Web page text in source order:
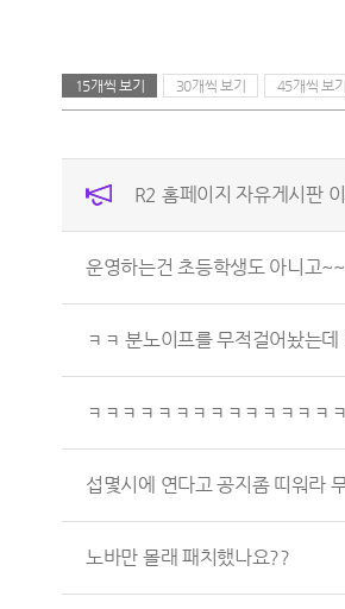
15개씩 보기 30개씩 보기 45개씩 보기
R2 홈페이지 자유게시판
운영하는건 초등학생도 아니고~~
ㅋㅋ 분노이프를 무적걸어놨는
ㅋㅋㅋㅋㅋㅋㅋㅋㅋㅋㅋㅋㅋㅋ
섭몇시에 연다고 공지좀 띠워라
노바만 몰래 패치했나요??